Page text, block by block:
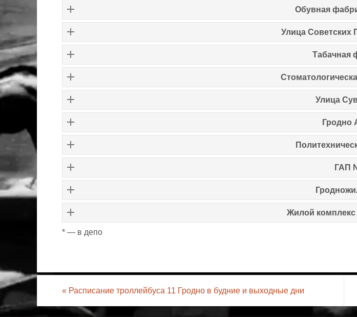
Обувная
Улица Советских
Табачная
Улица
Гродно
ГАП
Жилой комплекс
* — в депо
« Расписание троллейбуса 11 Гродно в будние и выходные дни